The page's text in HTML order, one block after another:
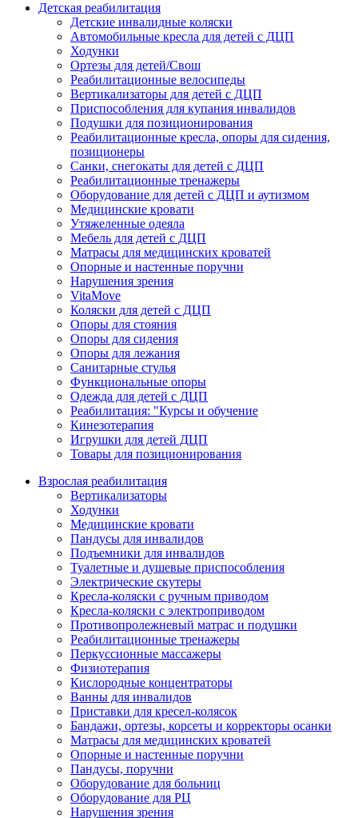
Детская реабилитация
Детские инвалидные коляски
Автомобильные кресла для детей с ДЦП
Ходунки
Ортезы для детей/Свош
Реабилитационные велосипеды
Вертикализаторы для детей с ДЦП
Приспособления для купания инвалидов
Подушки для позиционирования
Реабилитационные кресла, опоры для сидения,
позиционеры
Санки, снегокаты для детей с ДЦП
Реабилитационные тренажеры
Оборудование для детей с ДЦП и аутизмом
Медицинские кровати
Утяжеленные одеяла
Мебель для детей с ДЦП
Матрасы для медицинских кроватей
Опорные и настенные поручни
Нарушения зрения
VitaMove
Коляски для детей с ДЦП
Опоры для стояния
Опоры для сидения
Опоры для лежания
Санитарные стулья
Функциональные опоры
Одежда для детей с ДЦП
Реабилитация: "Курсы и обучение
Кинезотерапия
Игрушки для детей ДЦП
Товары для позиционирования
Взрослая реабилитация
Вертикализаторы
Ходунки
Медицинские кровати
Пандусы для инвалидов
Подъемники для инвалидов
Туалетные и душевые приспособления
Электрические скутеры
Кресла-коляски с ручным приводом
Кресла-коляски с электроприводом
Противопролежневый матрас и подушки
Реабилитационные тренажеры
Перкуссионные массажеры
Физиотерапия
Кислородные концентраторы
Ванны для инвалидов
Приставки для кресел-колясок
Бандажи, ортезы, корсеты и корректоры осанки
Матрасы для медицинских кроватей
Опорные и настенные поручни
Пандусы, поручни
Оборудование для больниц
Оборудование для РЦ
Нарушения зрения